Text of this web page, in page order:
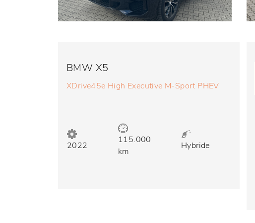
BMW X5
XDrive45e High Executive M-Sport PHEV
2022
115.000
km
Hybride